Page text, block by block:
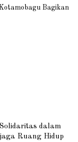
Bagikan
dalam
Ruang Hidup